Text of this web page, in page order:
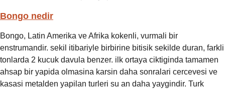
Bongo nedir
Bongo, Latin Amerika ve Afrika kokenli, vurmali bir
enstrumandir. sekil itibariyle birbirine bitisik sekilde duran, farkli
tonlarda 2 kucuk davula benzer. ilk ortaya ciktiginda tamamen
ahsap bir yapida olmasina karsin daha sonralari cercevesi ve
kasasi metalden yapilan turleri su an daha yaygindir. Turk